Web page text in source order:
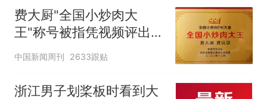
出；亲历者：曾承诺免费
改签但没兑现
费大厨"全国小炒肉大
王"称号被指凭视频评出
官方回应
中国新闻周刊 2633跟贴
浙江男子划桨板时看到大